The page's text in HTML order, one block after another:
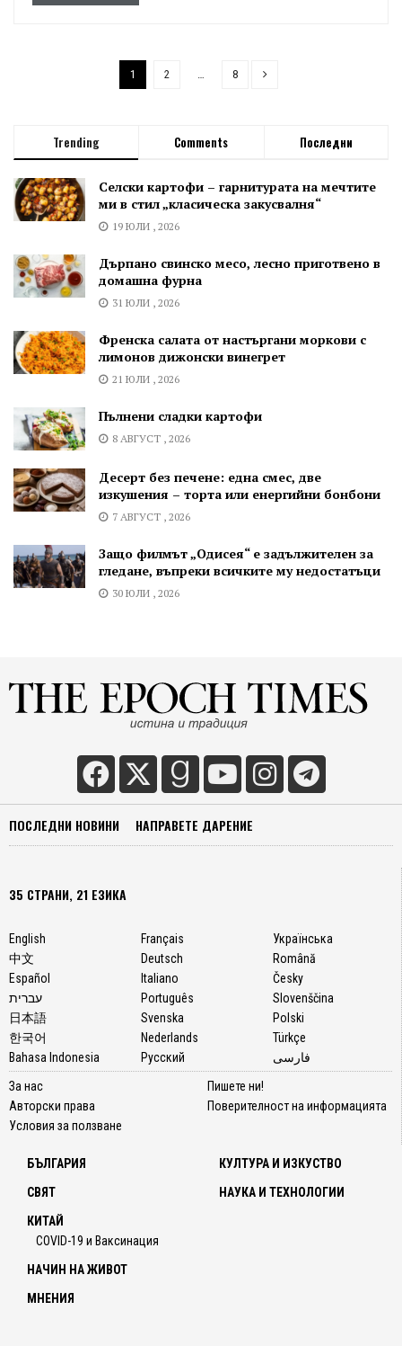
1 2 … 8
Trending Comments Последни
Селски картофи – гарнитурата на мечтите
ми в стил „класическа закусвалня“
19 ЮЛИ , 2026
Дърпано свинско месо, лесно приготвено в
домашна фурна
31 ЮЛИ , 2026
Френска салата от настъргани моркови с
лимонов дижонски винегрет
21 ЮЛИ , 2026
Пълнени сладки картофи
8 АВГУСТ , 2026
Десерт без печене: една смес, две
изкушения – торта или енергийни бонбони
7 АВГУСТ , 2026
Защо филмът „Одисея“ е задължителен за
гледане, въпреки всичките му недостатъци
30 ЮЛИ , 2026
ПОСЛЕДНИ НОВИНИ НАПРАВЕТЕ ДАРЕНИЕ
35 СТРАНИ, 21 ЕЗИКА
English
中文
Español
עברית
日本語
한국어
Bahasa Indonesia
Français
Deutsch
Italiano
Português
Svenska
Nederlands
Русский
Українська
Română
Česky
Slovenščina
Polski
Türkçe
فارسی
За нас
Авторски права
Условия за ползване
Пишете ни!
Поверителност на информацията
БЪЛГАРИЯ
СВЯТ
КИТАЙ
COVID-19 и Ваксинация
КУЛТУРА И ИЗКУСТВО
НАУКА И ТЕХНОЛОГИИ
НАЧИН НА ЖИВОТ
МНЕНИЯ